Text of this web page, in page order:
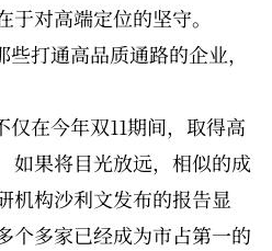
对高端定位的坚守。
打通高品质通路的企业，
仅在今年双11期间，取得高
如果将目光放远，相似的成
机构沙利文发布的报告显
个多家已经成为市占第一的